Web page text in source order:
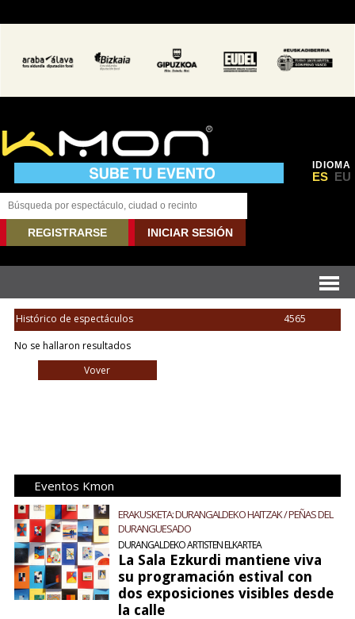
IDIOMA
ES EU
REGISTRARSE INICIAR SESIÓN
Histórico de espectáculos
4565
No se hallaron resultados
Vover
Eventos Kmon
ERAKUSKETA: DURANGALDEKO HAITZAK / PEÑAS DEL
DURANGUESADO
DURANGALDEKO ARTISTEN ELKARTEA
La Sala Ezkurdi mantiene viva
su programación estival con
dos exposiciones visibles desde
la calle